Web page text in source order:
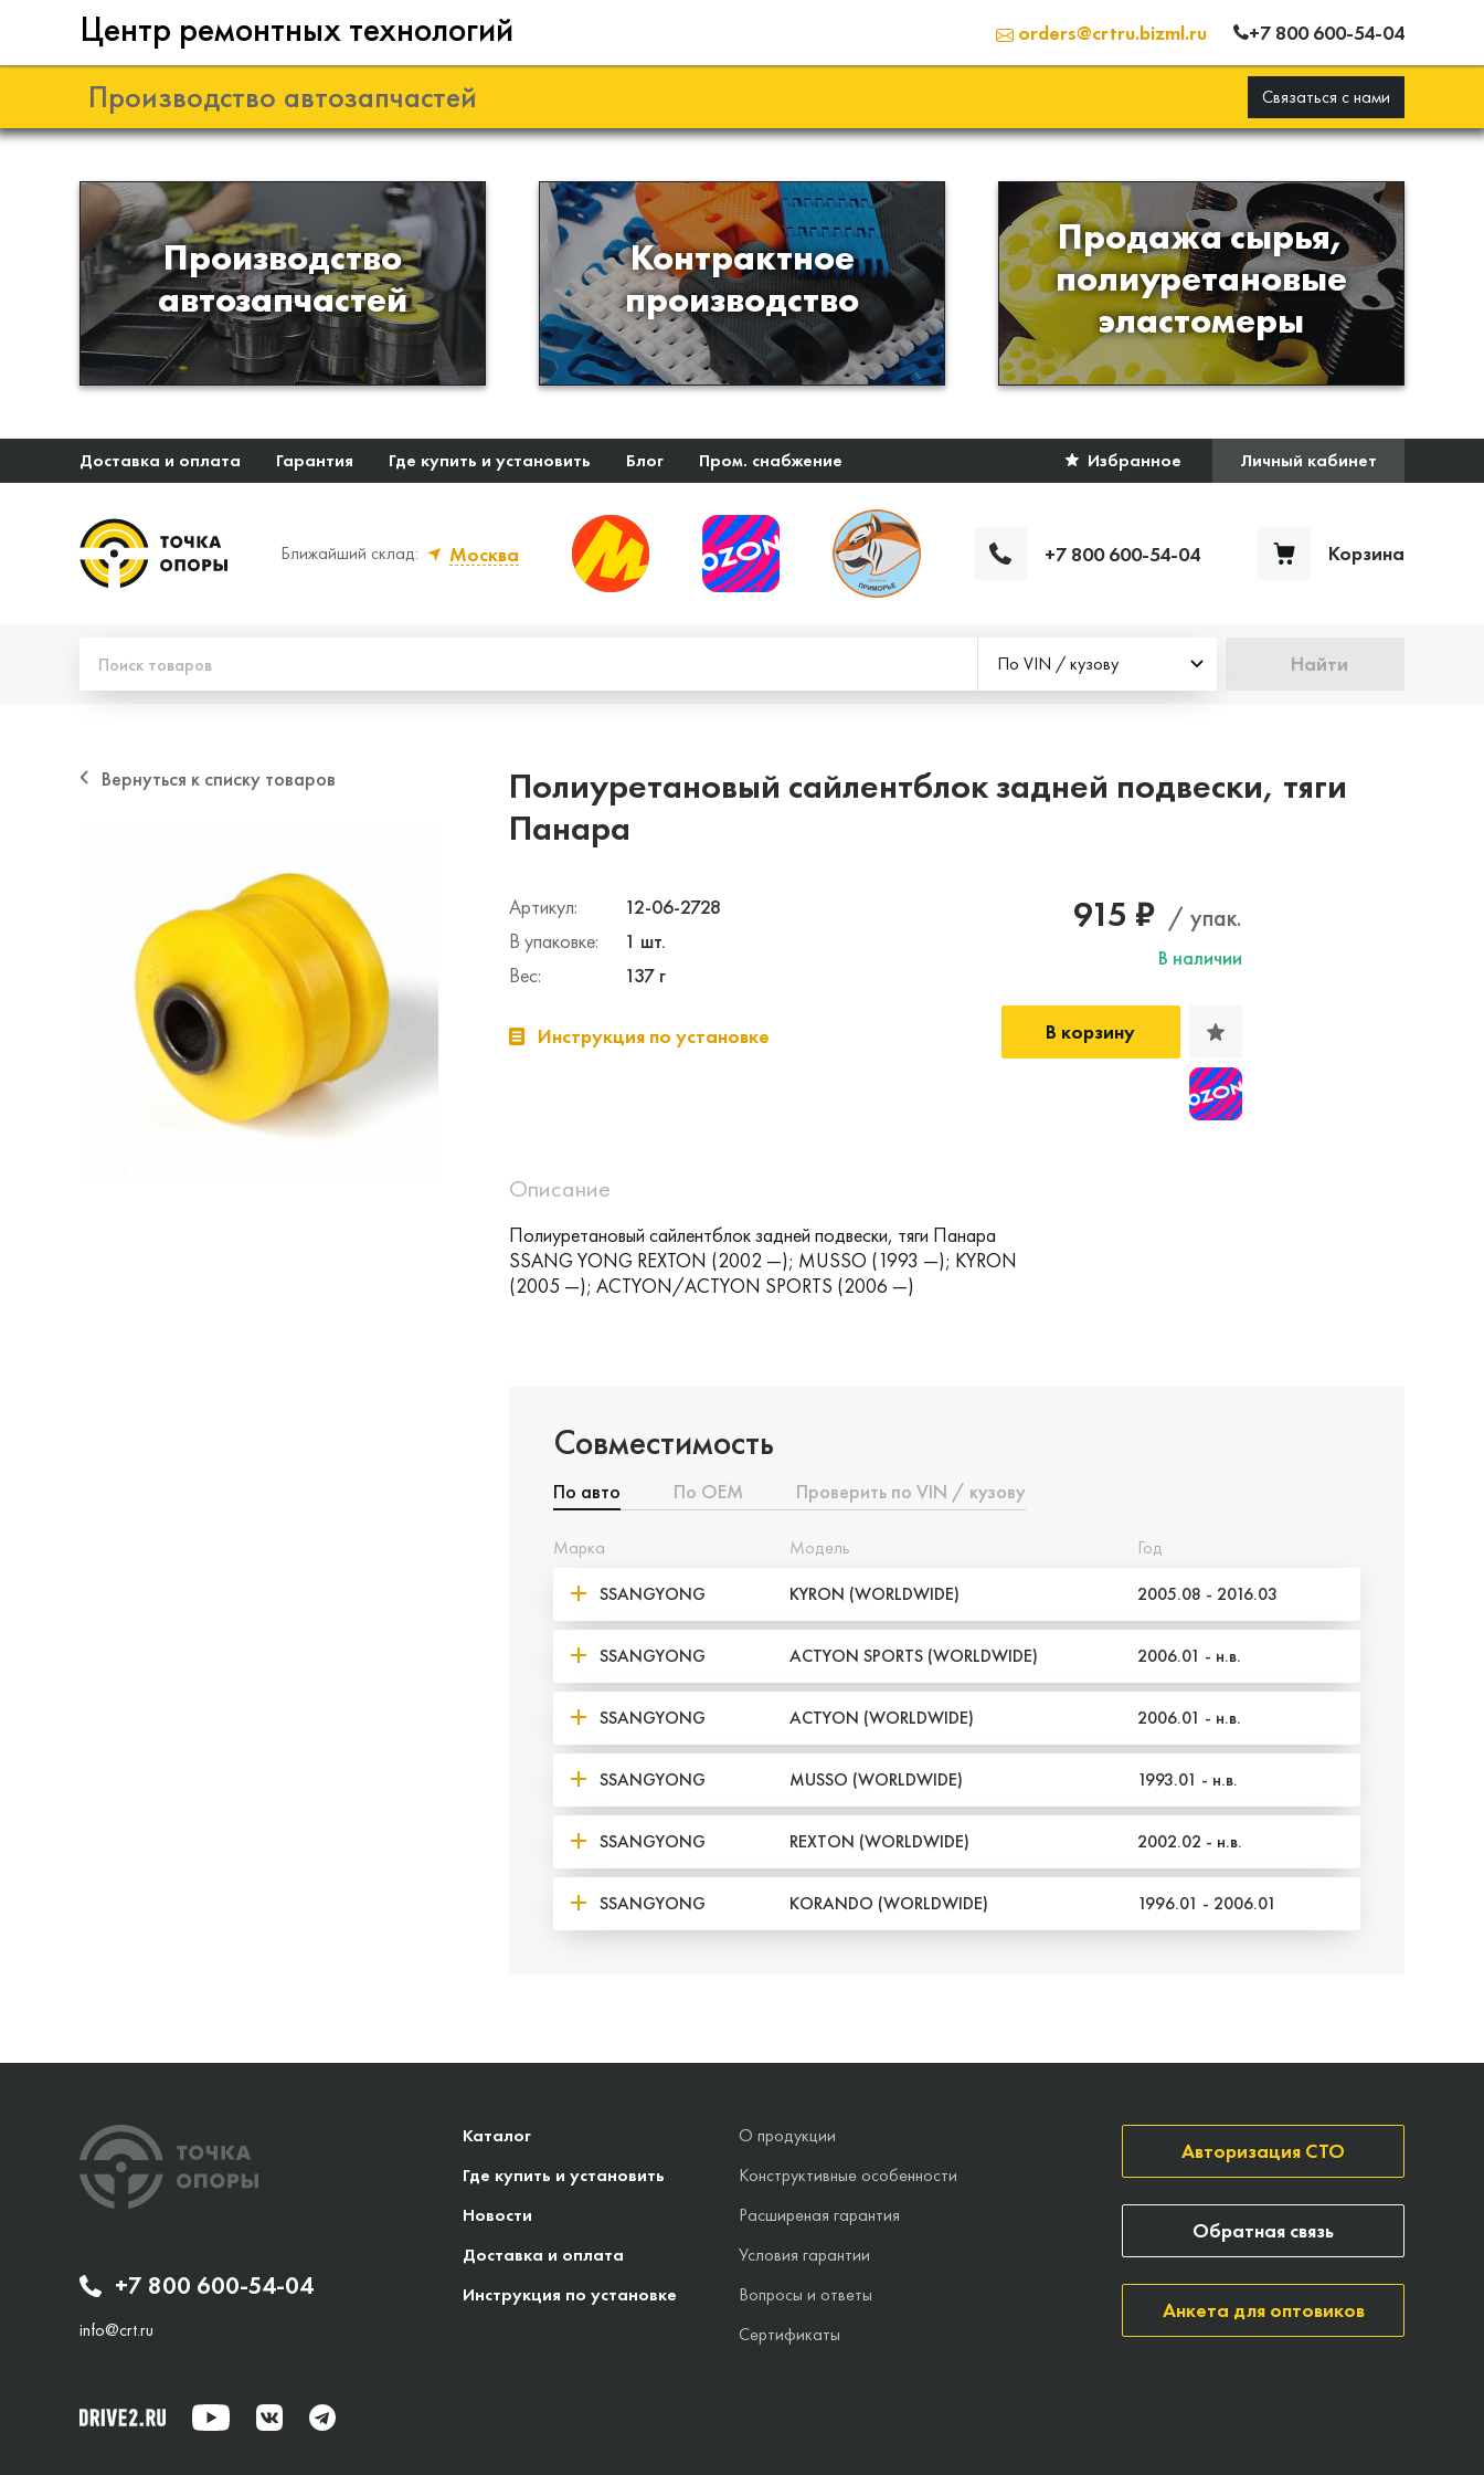
Центр ремонтных технологий orders@crtru.bizml.ru +7 800 600-54-04
Производство автозапчастей Связаться с нами
Производство
автозапчастей
Разработка и
производство деталей из
эластомеров для подвески
автомобиля
Контрактное
производство
Производство изделий из
пластиков и полимеров по
образцам либо чертежам
заказчика
Продажа сырья,
полиуретановые
эластомеры
Продажа сырья для
производства изделий из
полиуретана
Доставка и оплата Гарантия Где купить и установить Блог Пром. снабжение Избранное Личный кабинет
Ближайший склад:
Москва
+7 800 600-54-04 Корзина
По VIN / кузову Найти
Вернуться к списку товаров
Полиуретановый сайлентблок задней подвески, тяги
Панара
Артикул:
12-06-2728
В упаковке:
1 шт.
Вес:
137 г
Инструкция по установке
915 ₽ / упак.
В наличии
В корзину
Описание
Полиуретановый сайлентблок задней подвески, тяги Панара
SSANG YONG REXTON (2002 —); MUSSO (1993 —); KYRON
(2005 —); ACTYON/ACTYON SPORTS (2006 —)
Совместимость
По авто По ОЕМ Проверить по VIN / кузову
Марка Модель
Год
SSANGYONG
KYRON (WORLDWIDE) 2005.08 - 2016.03
SSANGYONG ACTYON SPORTS (WORLDWIDE) 2006.01 - н.в.
SSANGYONG ACTYON (WORLDWIDE) 2006.01 - н.в.
SSANGYONG MUSSO (WORLDWIDE) 1993.01 - н.в.
SSANGYONG REXTON (WORLDWIDE) 2002.02 - н.в.
SSANGYONG KORANDO (WORLDWIDE) 1996.01 - 2006.01
+7 800 600-54-04
info@crt.ru
Каталог
Где купить и установить
Новости
Доставка и оплата
Инструкция по установке
О продукции
Конструктивные особенности
Расширеная гарантия
Условия гарантии
Вопросы и ответы
Сертификаты
Авторизация СТО
Анкета для оптовиков
Обратная связь